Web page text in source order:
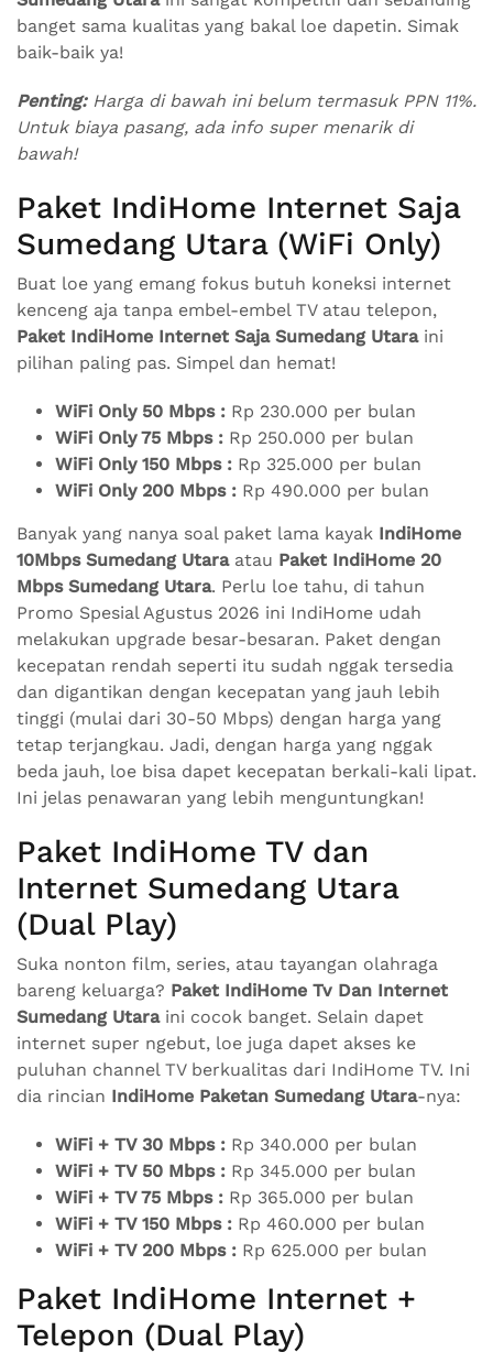
banget sama kualitas yang bakal loe dapetin. Simak
baik-baik ya!
Penting:Harga di bawah ini belum termasuk PPN 11%.
Untuk biaya pasang, ada info super menarik di
bawah!
Paket IndiHome Internet Saja
Sumedang Utara (WiFi Only)
Buat loe yang emang fokus butuh koneksi internet
kenceng aja tanpa embel-embel TV atau telepon,
Paket IndiHome Internet Saja Sumedang Utaraini
pilihan paling pas. Simpel dan hemat!
WiFi Only 50 Mbps : Rp 230.000 per bulan
WiFi Only 75 Mbps : Rp 250.000 per bulan
WiFi Only 150 Mbps : Rp 325.000 per bulan
WiFi Only 200 Mbps : Rp 490.000 per bulan
Banyak yang nanya soal paket lama kayak IndiHome
10Mbps Sumedang Utaraatau Paket IndiHome 20
Mbps Sumedang Utara. Perlu loe tahu, di tahun
Promo Spesial Agustus 2026 ini IndiHome udah
melakukan upgrade besar-besaran. Paket dengan
kecepatan rendah seperti itu sudah nggak tersedia
dan digantikan dengan kecepatan yang jauh lebih
tinggi (mulai dari 30-50 Mbps) dengan harga yang
tetap terjangkau. Jadi, dengan harga yang nggak
beda jauh, loe bisa dapet kecepatan berkali-kali lipat.
Ini jelas penawaran yang lebih menguntungkan!
Paket IndiHome TV dan
Internet Sumedang Utara
(Dual Play)
Suka nonton film, series, atau tayangan olahraga
bareng keluarga? Paket IndiHome Tv Dan Internet
Sumedang Utaraini cocok banget. Selain dapet
internet super ngebut, loe juga dapet akses ke
puluhan channel TV berkualitas dari IndiHome TV. Ini
dia rincian IndiHome Paketan Sumedang Utara-nya:
WiFi + TV 30 Mbps : Rp 340.000 per bulan
WiFi + TV 50 Mbps : Rp 345.000 per bulan
WiFi + TV 75 Mbps : Rp 365.000 per bulan
WiFi + TV 150 Mbps : Rp 460.000 per bulan
WiFi + TV 200 Mbps : Rp 625.000 per bulan
Paket IndiHome Internet +
Telepon (Dual Play)